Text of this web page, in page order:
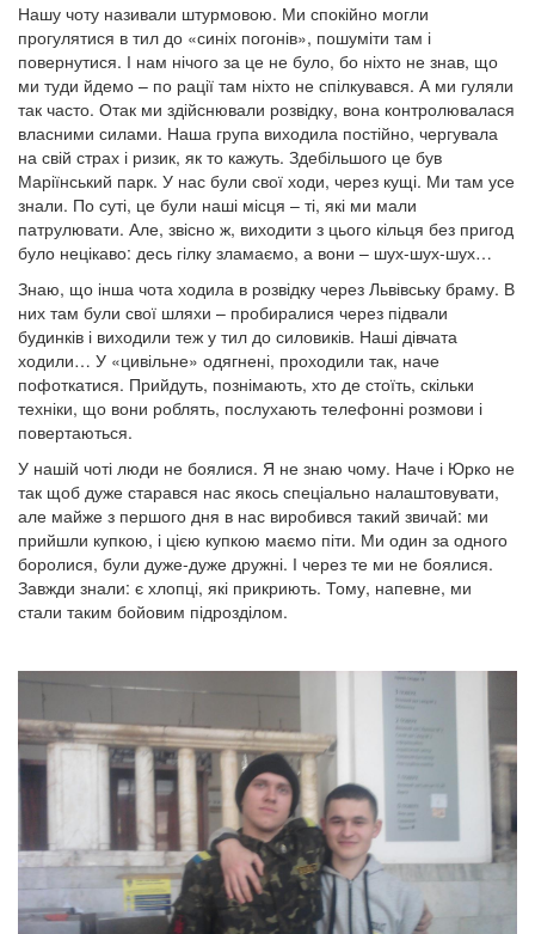
Нашу чоту називали штурмовою. Ми спокійно могли
прогулятися в тил до «синіх погонів», пошуміти там і
повернутися. І нам нічого за це не було, бо ніхто не знав, що
ми туди йдемо – по рації там ніхто не спілкувався. А ми гуляли
так часто. Отак ми здійснювали розвідку, вона контролювалася
власними силами. Наша група виходила постійно, чергувала
на свій страх і ризик, як то кажуть. Здебільшого це був
Маріїнський парк. У нас були свої ходи, через кущі. Ми там усе
знали. По суті, це були наші місця – ті, які ми мали
патрулювати. Але, звісно ж, виходити з цього кільця без пригод
було нецікаво: десь гілку зламаємо, а вони – шух-шух-шух…
Знаю, що інша чота ходила в розвідку через Львівську браму. В
них там були свої шляхи – пробиралися через підвали
будинків і виходили теж у тил до силовиків. Наші дівчата
ходили… У «цивільне» одягнені, проходили так, наче
пофоткатися. Прийдуть, познімають, хто де стоїть, скільки
техніки, що вони роблять, послухають телефонні розмови і
повертаються.
У нашій чоті люди не боялися. Я не знаю чому. Наче і Юрко не
так щоб дуже старався нас якось спеціально налаштовувати,
але майже з першого дня в нас виробився такий звичай: ми
прийшли купкою, і цією купкою маємо піти. Ми один за одного
боролися, були дуже-дуже дружні. І через те ми не боялися.
Завжди знали: є хлопці, які прикриють. Тому, напевне, ми
стали таким бойовим підрозділом.